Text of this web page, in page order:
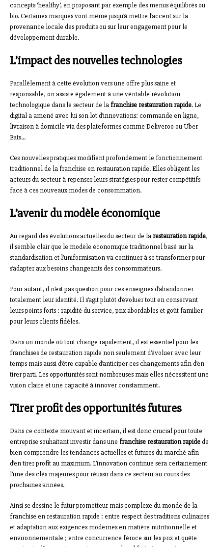
concepts ‘healthy’, en proposant par exemple des menus équilibrés ou
bio. Certaines marques vont même jusqu’à mettre l’accent sur la
provenance locale des produits ou sur leur engagement pour le
développement durable.
L’impact des nouvelles technologies
Parallèlement à cette évolution vers une offre plus saine et
responsable, on assiste également à une véritable révolution
technologique dans le secteur de la franchise restauration rapide. Le
digital a amené avec lui son lot d’innovations: commande en ligne,
livraison à domicile via des plateformes comme Deliveroo ou Uber
Eats…
Ces nouvelles pratiques modifient profondément le fonctionnement
traditionnel de la franchise en restauration rapide. Elles obligent les
acteurs du secteur à repenser leurs stratégies pour rester compétitifs
face à ces nouveaux modes de consommation.
L’avenir du modèle économique
Au regard des évolutions actuelles du secteur de la restauration rapide,
il semble clair que le modèle économique traditionnel basé sur la
standardisation et l’uniformisation va continuer à se transformer pour
s’adapter aux besoins changeants des consommateurs.
Pour autant, il n’est pas question pour ces enseignes d’abandonner
totalement leur identité. Il s’agit plutôt d’évoluer tout en conservant
leurs points forts : rapidité du service, prix abordables et goût familier
pour leurs clients fidèles.
Dans un monde où tout change rapidement, il est essentiel pour les
franchises de restauration rapide non seulement d’évoluer avec leur
temps mais aussi d’être capable d’anticiper ces changements afin d’en
tirer parti. Les opportunités sont nombreuses mais elles nécessitent une
vision claire et une capacité à innover constamment.
Tirer profit des opportunités futures
Dans ce contexte mouvant et incertain, il est donc crucial pour toute
entreprise souhaitant investir dans une franchise restauration rapidede
bien comprendre les tendances actuelles et futures du marché afin
d’en tirer profit au maximum. L’innovation continue sera certainement
l’une des clés majeures pour réussir dans ce secteur au cours des
prochaines années.
Ainsi se dessine le futur prometteur mais complexe du monde de la
franchise en restauration rapide : entre respect des traditions culinaires
et adaptation aux exigences modernes en matière nutritionnelle et
environnementale ; entre concurrence féroce sur les prix et quête